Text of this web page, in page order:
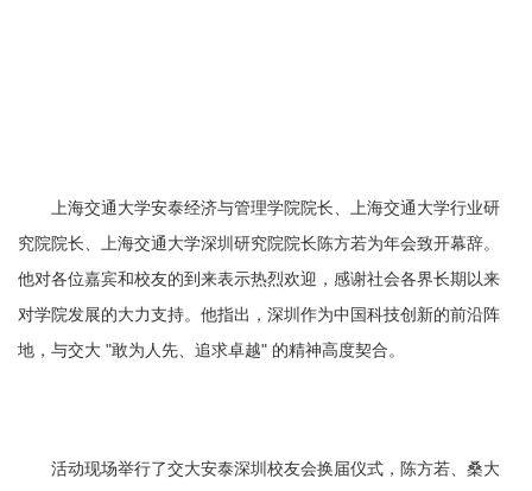
上海交通大学安泰经济与管理学院院长、上海交通大学行业研
究院院长、上海交通大学深圳研究院院长陈方若为年会致开幕辞。
他对各位嘉宾和校友的到来表示热烈欢迎，感谢社会各界长期以来
对学院发展的大力支持。他指出，深圳作为中国科技创新的前沿阵
地，与交大 "敢为人先、追求卓越" 的精神高度契合。
活动现场举行了交大安泰深圳校友会换届仪式，陈方若、桑大